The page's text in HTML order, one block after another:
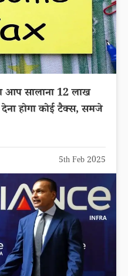
आप सालाना 12 लाख
होगा कोई टैक्स, समजे
5th Feb 2025